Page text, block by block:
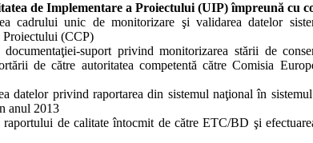
de Implementare a Proiectului (UIP) împreună cu
cadrului unic de monitorizare şi validarea datelor
Proiectului (CCP)
documentaţiei-suport privind monitorizarea stării de
de către autoritatea competentă către Comisia
datelor privind raportarea din sistemul naţional în
anul 2013
de calitate întocmit de către ETC/BD şi